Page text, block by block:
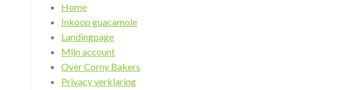
Home
Inkoop guacamole
Landingpage
Mijn account
Over Corny Bakers
Privacy verklaring